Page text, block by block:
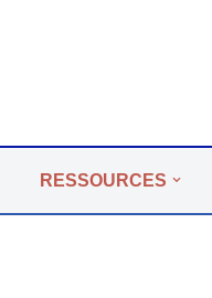
RESSOURCES